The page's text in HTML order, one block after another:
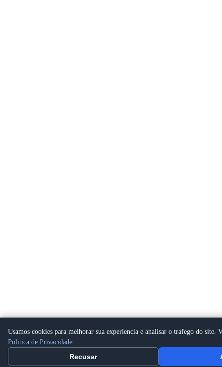
Usamos cookies para melhorar sua experiencia e analisar o trafego do site.
Politica de Privacidade.
Recusar